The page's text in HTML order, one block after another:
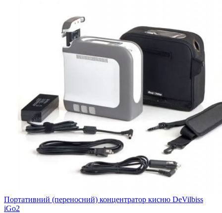
Портативний (переносний) концентратор кисню DeVilbiss
iGo2